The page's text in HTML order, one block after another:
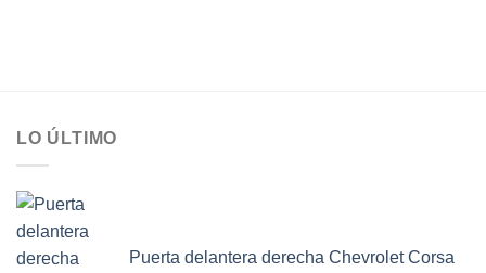
LO ÚLTIMO
Puerta delantera derecha Chevrolet Corsa